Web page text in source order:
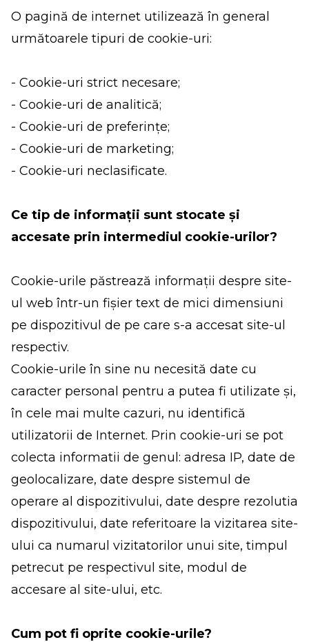
O pagină de internet utilizează în general
următoarele tipuri de cookie-uri:
- Cookie-uri strict necesare;
- Cookie-uri de analitică;
- Cookie-uri de preferințe;
- Cookie-uri de marketing;
- Cookie-uri neclasificate.
Ce tip de informații sunt stocate și
accesate prin intermediul cookie-urilor?
Cookie-urile păstrează informații despre site-
ul web într-un fișier text de mici dimensiuni
pe dispozitivul de pe care s-a accesat site-ul
respectiv.
Cookie-urile în sine nu necesită date cu
caracter personal pentru a putea fi utilizate și,
în cele mai multe cazuri, nu identifică
utilizatorii de Internet. Prin cookie-uri se pot
colecta informatii de genul: adresa IP, date de
geolocalizare, date despre sistemul de
operare al dispozitivului, date despre rezolutia
dispozitivului, date referitoare la vizitarea site-
ului ca numarul vizitatorilor unui site, timpul
petrecut pe respectivul site, modul de
accesare al site-ului, etc.
Cum pot fi oprite cookie-urile?